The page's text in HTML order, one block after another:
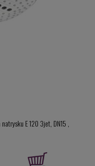
E 120 3jet, DN15 ,